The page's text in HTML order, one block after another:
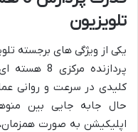
تلویزیون
پردازنده
کلیدی در سرعت و روانی
حال جابه جایی بین
اپلیکیشن به صورت